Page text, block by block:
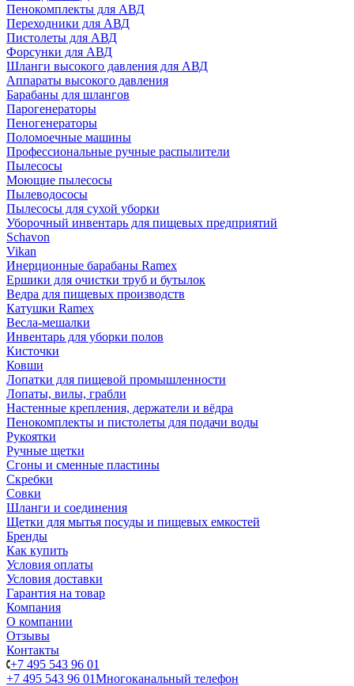
Пенокомплекты для АВД
Переходники для АВД
Пистолеты для АВД
Форсунки для АВД
Шланги высокого давления для АВД
Аппараты высокого давления
Барабаны для шлангов
Парогенераторы
Пеногенераторы
Поломоечные машины
Профессиональные ручные распылители
Пылесосы
Моющие пылесосы
Пылеводососы
Пылесосы для сухой уборки
Уборочный инвентарь для пищевых предприятий
Schavon
Vikan
Инерционные барабаны Ramex
Ершики для очистки труб и бутылок
Ведра для пищевых производств
Катушки Ramex
Весла-мешалки
Инвентарь для уборки полов
Кисточки
Ковши
Лопатки для пищевой промышленности
Лопаты, вилы, грабли
Настенные крепления, держатели и вёдра
Пенокомплекты и пистолеты для подачи воды
Рукоятки
Ручные щетки
Сгоны и сменные пластины
Скребки
Совки
Шланги и соединения
Щетки для мытья посуды и пищевых емкостей
Бренды
Как купить
Условия оплаты
Условия доставки
Гарантия на товар
Компания
О компании
Отзывы
Контакты
+7 495 543 96 01
+7 495 543 96 01Многоканальный телефон